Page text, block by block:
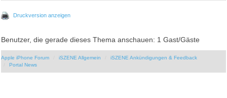
Druckversion anzeigen
Benutzer, die gerade dieses Thema anschauen: 1 Gast/Gäste
Apple iPhone Forum iSZENE Allgemein
iSZENE Ankündigungen & Feedback
Portal News